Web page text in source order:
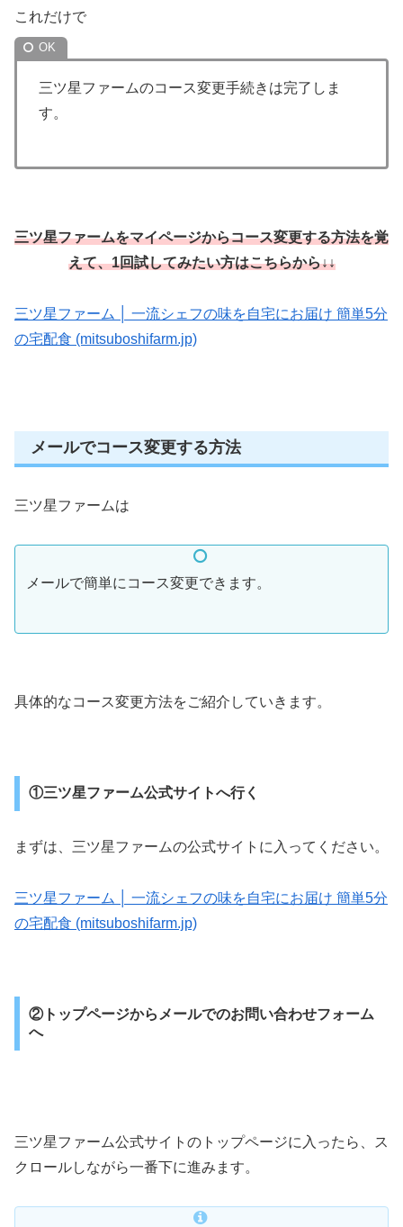
これだけで
三ツ星ファームのコース変更手続きは完了しま
す。
三ツ星ファームをマイページからコース変更する方法を覚
えて、1回試してみたい方はこちらから↓↓
三ツ星ファーム │ 一流シェフの味を自宅にお届け 簡単5分
の宅配食 (mitsuboshifarm.jp)
メールでコース変更する方法
三ツ星ファームは
メールで簡単にコース変更できます。
具体的なコース変更方法をご紹介していきます。
①三ツ星ファーム公式サイトへ行く
まずは、三ツ星ファームの公式サイトに入ってください。
三ツ星ファーム │ 一流シェフの味を自宅にお届け 簡単5分
の宅配食 (mitsuboshifarm.jp)
②トップページからメールでのお問い合わせフォーム
へ
三ツ星ファーム公式サイトのトップページに入ったら、ス
クロールしながら一番下に進みます。